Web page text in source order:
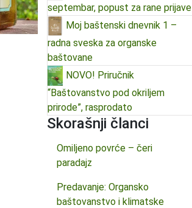
septembar, popust za rane prijave
Moj baštenski dnevnik 1 –
radna sveska za organske
baštovane
NOVO! Priručnik
“Baštovanstvo pod okriljem
prirode”, rasprodato
Skorašnji članci
Omiljeno povrće – čeri
paradajz
Predavanje: Organsko
baštovanstvo i klimatske